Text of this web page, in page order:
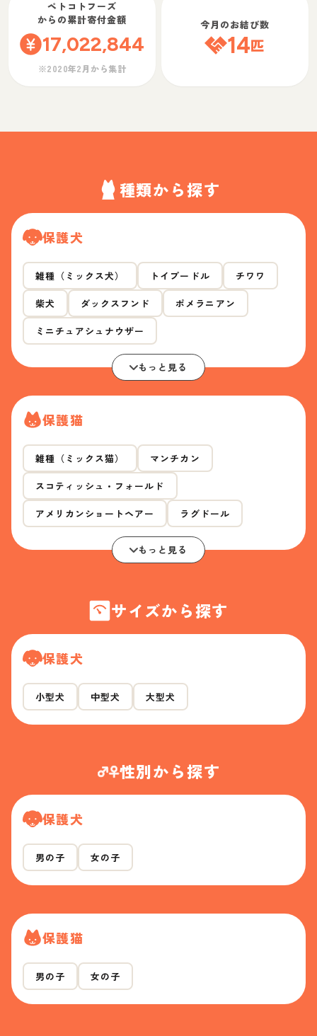
ペトコトフーズ
からの累計寄付金額
17,022,844
※2020年2月から集計
今月のお結び数
14匹
種類から探す
保護犬
雑種（ミックス犬） トイプードル チワワ
柴犬 ダックスフンド ポメラニアン
ミニチュアシュナウザー
もっと見る
保護猫
雑種（ミックス猫） マンチカン
スコティッシュ・フォールド
アメリカンショートヘアー ラグドール
もっと見る
サイズから探す
保護犬
小型犬 中型犬 大型犬
性別から探す
保護犬
男の子 女の子
保護猫
男の子 女の子